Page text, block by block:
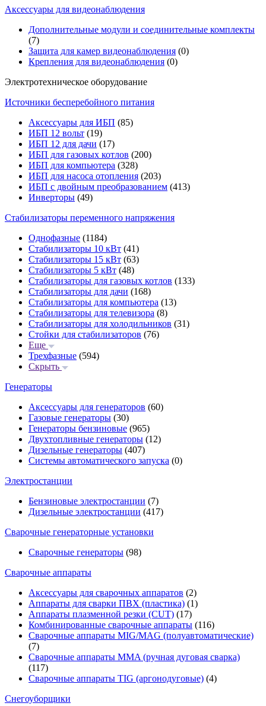
Аксессуары для видеонаблюдения
Дополнительные модули и соединительные комплекты
(7)
Защита для камер видеонаблюдения (0)
Крепления для видеонаблюдения (0)
Электротехническое оборудование
Источники бесперебойного питания
Аксессуары для ИБП (85)
ИБП 12 вольт (19)
ИБП 12 для дачи (17)
ИБП для газовых котлов (200)
ИБП для компьютера (328)
ИБП для насоса отопления (203)
ИБП с двойным преобразованием (413)
Инверторы (49)
Стабилизаторы переменного напряжения
Однофазные (1184)
Стабилизаторы 10 кВт (41)
Стабилизаторы 15 кВт (63)
Стабилизаторы 5 кВт (48)
Стабилизаторы для газовых котлов (133)
Стабилизаторы для дачи (168)
Стабилизаторы для компьютера (13)
Стабилизаторы для телевизора (8)
Стабилизаторы для холодильников (31)
Стойки для стабилизаторов (76)
Еще
Трехфазные (594)
Скрыть
Генераторы
Аксессуары для генераторов (60)
Газовые генераторы (30)
Генераторы бензиновые (965)
Двухтопливные генераторы (12)
Дизельные генераторы (407)
Системы автоматического запуска (0)
Электростанции
Бензиновые электростанции (7)
Дизельные электростанции (417)
Сварочные генераторные установки
Сварочные генераторы (98)
Сварочные аппараты
Аксессуары для сварочных аппаратов (2)
Аппараты для сварки ПВХ (пластика) (1)
Аппараты плазменной резки (CUT) (17)
Комбинированные сварочные аппараты (116)
Сварочные аппараты MIG/MAG (полуавтоматические)
(7)
Сварочные аппараты MMA (ручная дуговая сварка)
(117)
Сварочные аппараты TIG (аргонодуговые) (4)
Снегоуборщики